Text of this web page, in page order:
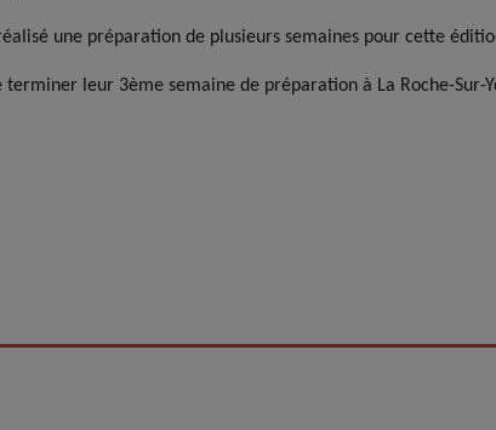
une préparation de plusieurs semaines pour cette
leur 3ème semaine de préparation à La Roche-Sur-